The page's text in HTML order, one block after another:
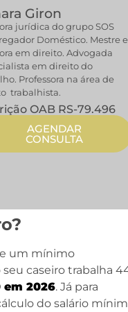
Giron
jurídica do grupo SOS
Doméstico. Mestre e
em direito. Advogada
em direito do
Professora na área de
trabalhista.
OAB RS-79.496
AGENDAR
CONSULTA
um mínimo
caseiro trabalha
em 2026. Já para
do salário